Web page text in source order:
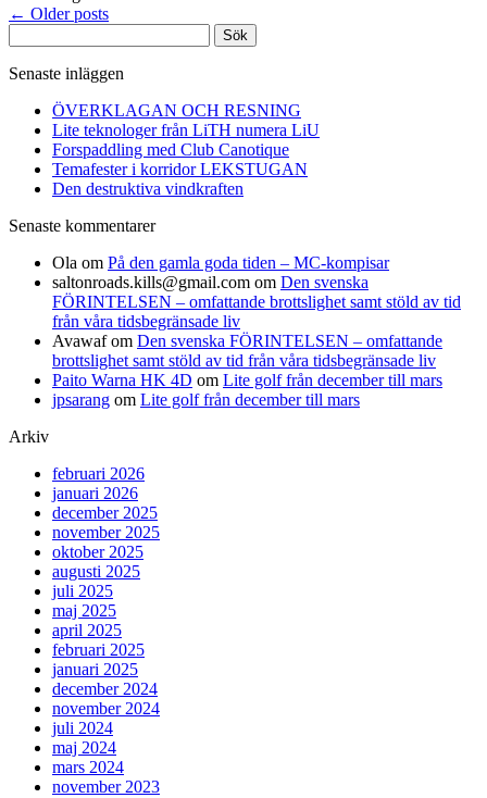
← Older posts
efter:
Senaste inläggen
ÖVERKLAGAN OCH RESNING
Lite teknologer från LiTH numera LiU
Forspaddling med Club Canotique
Temafester i korridor LEKSTUGAN
Den destruktiva vindkraften
Senaste kommentarer
Ola om På den gamla goda tiden – MC-kompisar
saltonroads.kills@gmail.com om Den svenska
FÖRINTELSEN – omfattande brottslighet samt stöld av tid
från våra tidsbegränsade liv
Avawafom Den svenska FÖRINTELSEN – omfattande
brottslighet samt stöld av tid från våra tidsbegränsade liv
Paito Warna HK 4D om Lite golf från december till mars
jpsarang om Lite golf från december till mars
Arkiv
februari 2026
januari 2026
december 2025
november 2025
oktober 2025
augusti 2025
juli 2025
maj 2025
april 2025
februari 2025
januari 2025
december 2024
november 2024
juli 2024
maj 2024
mars 2024
november 2023